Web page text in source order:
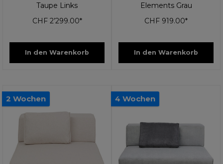
Taupe Links
CHF 2’299.00*
In den Warenkorb
Elements Grau
CHF 919.00*
In den Warenkorb
2 Wochen 4 Wochen